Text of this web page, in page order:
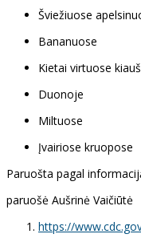
Šviežiuose
Bananuose
Kietai virtuose
Duonoje
Miltuose
Įvairiose kruopose
Paruošta pagal
paruošė Aušrinė Vaičiūtė
https://